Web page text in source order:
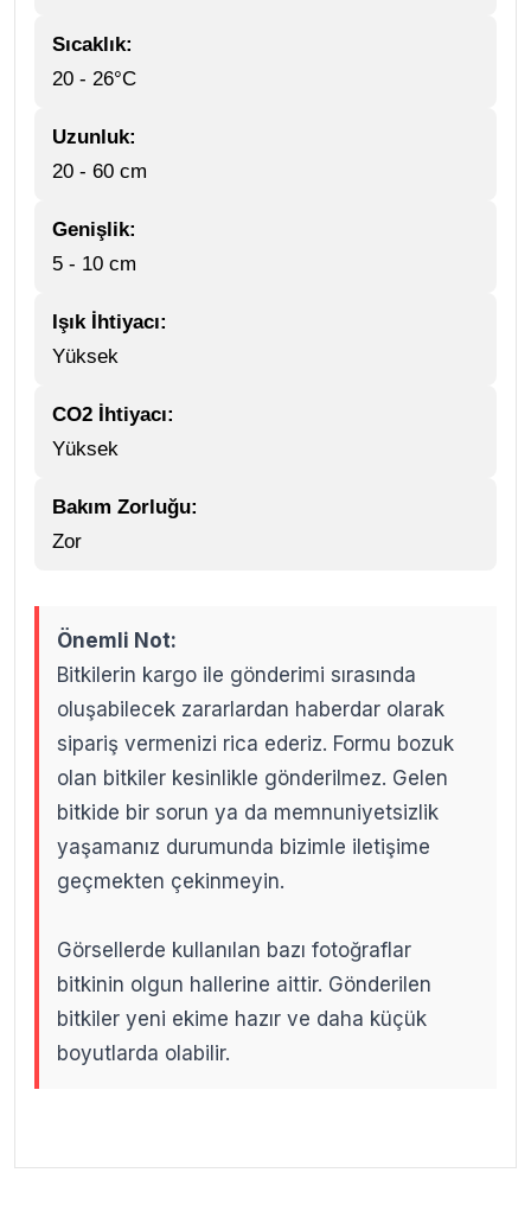
Sıcaklık:
20 - 26°C
Uzunluk:
20 - 60 cm
Genişlik:
5 - 10 cm
Işık İhtiyacı:
Yüksek
CO2 İhtiyacı:
Yüksek
Bakım Zorluğu:
Zor
Önemli Not:
Bitkilerin kargo ile gönderimi sırasında
oluşabilecek zararlardan haberdar olarak
sipariş vermenizi rica ederiz. Formu bozuk
olan bitkiler kesinlikle gönderilmez. Gelen
bitkide bir sorun ya da memnuniyetsizlik
yaşamanız durumunda bizimle iletişime
geçmekten çekinmeyin.
Görsellerde kullanılan bazı fotoğraflar
bitkinin olgun hallerine aittir. Gönderilen
bitkiler yeni ekime hazır ve daha küçük
boyutlarda olabilir.